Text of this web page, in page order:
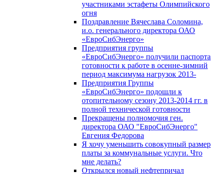
участниками эстафеты Олимпийского
огня
Поздравление Вячеслава Соломина,
и.о. генерального директора ОАО
«ЕвроСибЭнерго»
Предприятия группы
«ЕвроСибЭнерго» получили паспорта
готовности к работе в осенне-зимний
период максимума нагрузок 2013-
Предприятия Группы
«ЕвроСибЭнерго» подошли к
отопительному сезону 2013-2014 гг. в
полной технической готовности
Прекращены полномочия ген.
директора ОАО "ЕвроСибЭнерго"
Евгения Федорова
Я хочу уменьшить совокупный размер
платы за коммунальные услуги. Что
мне делать?
Открылся новый нефтепричал